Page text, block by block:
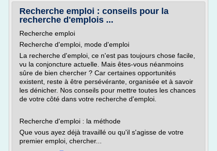
Recherche emploi : conseils pour la
recherche d'emplois ...
Recherche emploi
Recherche d'emploi, mode d'emploi
La recherche d'emploi, ce n'est pas toujours chose facile,
vu la conjoncture actuelle. Mais êtes-vous néanmoins
sûre de bien chercher ? Car certaines opportunités
existent, reste à être persévérante, organisée et à savoir
les dénicher. Nos conseils pour mettre toutes les chances
de votre côté dans votre recherche d'emploi.
Recherche d'emploi : la méthode
Que vous ayez déjà travaillé ou qu'il s'agisse de votre
premier emploi, chercher...